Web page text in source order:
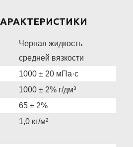
Черная жидкость
средней вязкости
1000 ± 20 мПа·с
1000 ± 2% г/дм³
65 ± 2%
1,0 кг/м²